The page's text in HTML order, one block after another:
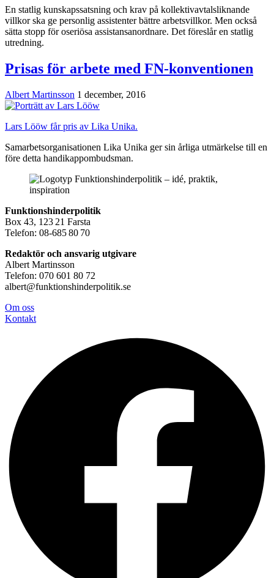
En statlig kunskapssatsning och krav på kollektivavtalsliknande
villkor ska ge personlig assistenter bättre arbetsvillkor. Men också
sätta stopp för oseriösa assistansanordnare. Det föreslår en statlig
utredning.
Prisas för arbete med FN-konventionen
Albert Martinsson 1 december, 2016
Lars Lööw får pris av Lika Unika.
Samarbetsorganisationen Lika Unika ger sin årliga utmärkelse till en
före detta handikappombudsman.
Funktionshinderpolitik
Box 43, 123 21 Farsta
Telefon: 08-685 80 70
Redaktör och ansvarig utgivare
Albert Martinsson
Telefon: 070 601 80 72
albert@funktionshinderpolitik.se
Om oss
Kontakt